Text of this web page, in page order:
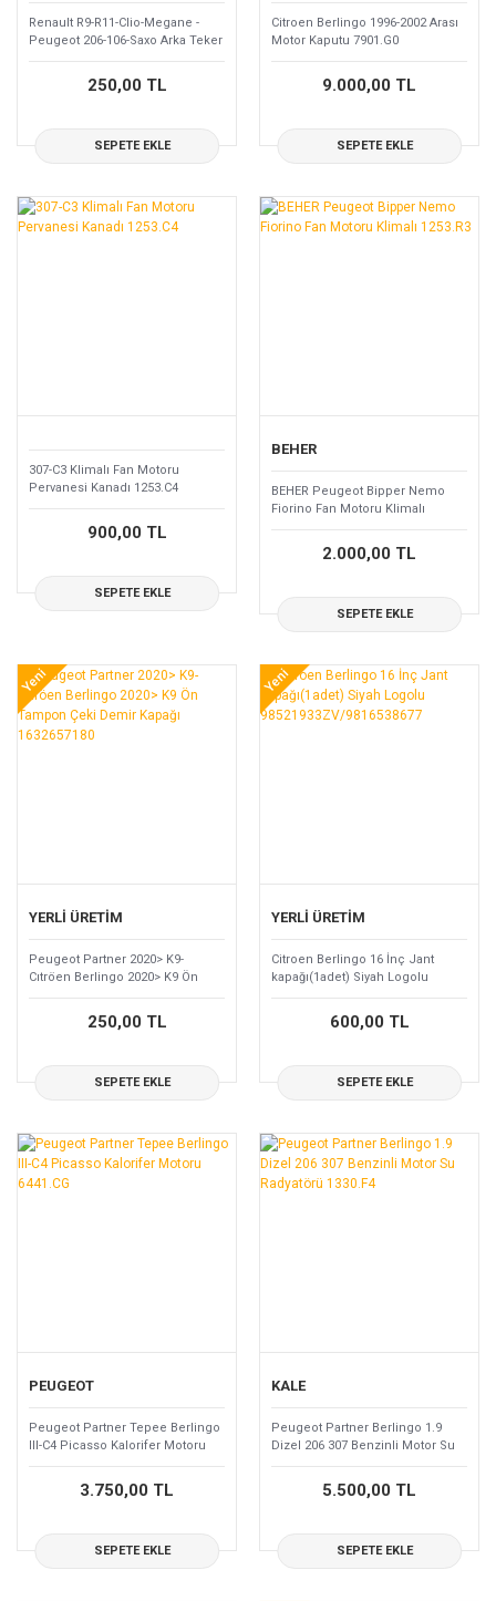
Renault R9-R11-Clio-Megane -
Peugeot 206-106-Saxo Arka Teker
Bilya Sekmanı 3738.06-
7701205812250,00 TL
SEPETE EKLE
Citroen Berlingo 1996-2002 Arası
Motor Kaputu 7901.G0
9.000,00 TL
SEPETE EKLE
307-C3 Klimalı Fan Motoru
Pervanesi Kanadı 1253.C4
900,00 TL
SEPETE EKLE
BEHER
BEHER Peugeot Bipper Nemo
Fiorino Fan Motoru Klimalı
1253.R3
2.000,00 TL
SEPETE EKLE
Yeni
YERLİ ÜRETİM
Peugeot Partner 2020> K9-
Cıtröen Berlingo 2020> K9 Ön
Tampon Çeki Demir Kapağı
1632657180250,00 TL
SEPETE EKLE
Yeni
YERLİ ÜRETİM
Citroen Berlingo 16 İnç Jant
kapağı(1adet) Siyah Logolu
98521933ZV/9816538677
600,00 TL
SEPETE EKLE
PEUGEOT
Peugeot Partner Tepee Berlingo
III-C4 Picasso Kalorifer Motoru
6441.CG
3.750,00 TL
SEPETE EKLE
KALE
Peugeot Partner Berlingo 1.9
Dizel 206 307 Benzinli Motor Su
Radyatörü 1330.F4
5.500,00 TL
SEPETE EKLE